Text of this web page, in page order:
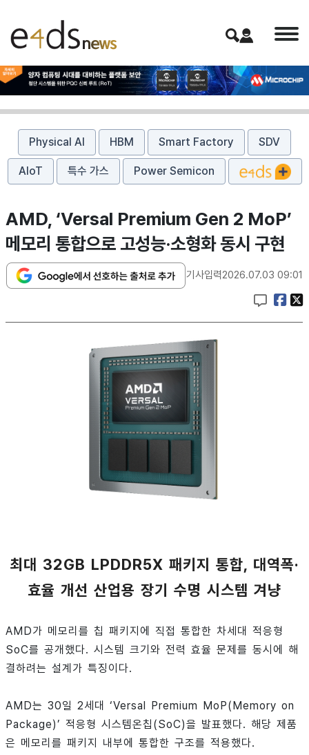
Physical AI HBM Smart Factory SDV
AIoT 특수 가스 Power Semicon
AMD, ‘Versal Premium Gen 2 MoP’
메모리 통합으로 고성능·소형화 동시 구현
기사입력2026.07.03 09:01
최대 32GB LPDDR5X 패키지 통합, 대역폭·
효율 개선 산업용 장기 수명 시스템 겨냥
AMD가 메모리를 칩 패키지에 직접 통합한 차세대 적응형
SoC를 공개했다. 시스템 크기와 전력 효율 문제를 동시에 해
결하려는 설계가 특징이다.
AMD는 30일 2세대 ‘Versal Premium MoP(Memory on
Package)’ 적응형 시스템온칩(SoC)을 발표했다. 해당 제품
은 메모리를 패키지 내부에 통합한 구조를 적용했다.